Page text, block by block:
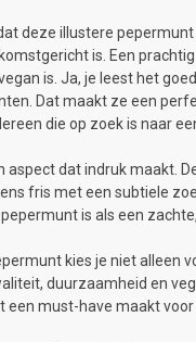
deze illustere
is. Een
is. Ja, je leest het
Dat maakt ze een
die op zoek is naar
aspect dat indruk maakt.
fris met een subtiele
is als een
kies je niet alleen
duurzaamheid en
must-have maakt voor